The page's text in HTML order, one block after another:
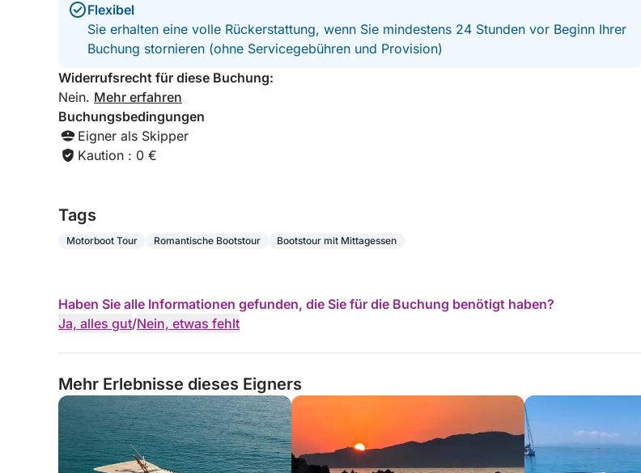
Flexibel
Sie erhalten eine volle Rückerstattung, wenn Sie mindestens 24 Stunden vor Beginn Ihrer
Buchung stornieren (ohne Servicegebühren und Provision)
Widerrufsrecht für diese Buchung:
Nein. Mehr erfahren
Buchungsbedingungen
Eigner als Skipper
Kaution : 0 €
Tags
Motorboot Tour Romantische Bootstour Bootstour mit Mittagessen
Haben Sie alle Informationen gefunden, die Sie für die Buchung benötigt haben?
Ja, alles gut/Nein, etwas fehlt
Mehr Erlebnisse dieses Eigners